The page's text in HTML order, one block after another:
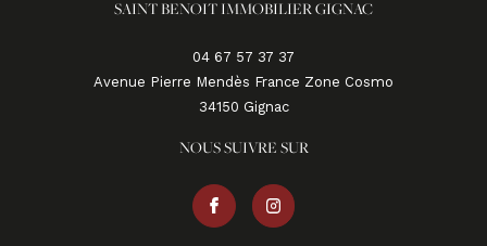
SAINT BENOIT IMMOBILIER GIGNAC
04 67 57 37 37
Avenue Pierre Mendès France Zone Cosmo
34150
gignac
NOUS SUIVRE SUR